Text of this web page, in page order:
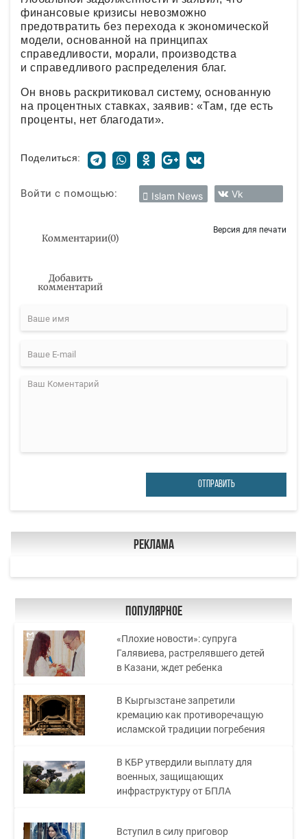
финансовые кризисы невозможно
предотвратить без перехода к экономической
модели, основанной на принципах
справедливости, морали, производства
и справедливого распределения благ.
Он вновь раскритиковал систему, основанную
на процентных ставках, заявив: «Там, где есть
проценты, нет благодати».
Поделиться:
Войти с помощью: Islam News Vk
Комментарии(0)
Версия для печати
Добавить
комментарий
ОТПРАВИТЬ
Реклама
Популярное
«Плохие новости»: супруга
Галявиева, растрелявшего детей
в Казани, ждет ребенка
В Кыргызстане запретили
кремацию как противоречащую
исламской традиции погребения
В КБР утвердили выплату для
военных, защищающих
инфраструктуру от БПЛА
Вступил в силу приговор